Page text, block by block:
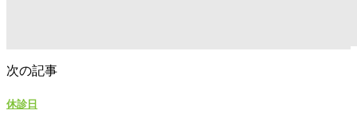
次の記事
休診日